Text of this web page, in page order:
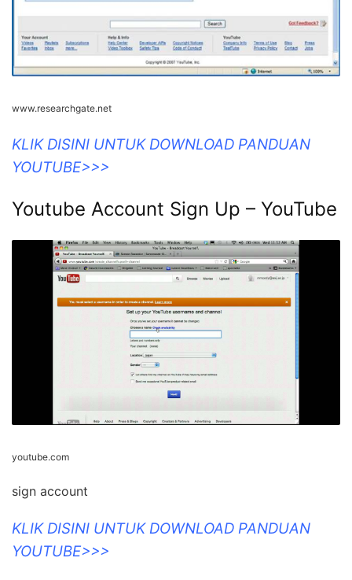
www.researchgate.net
KLIK DISINI UNTUK DOWNLOAD PANDUAN
YOUTUBE>>>
Youtube Account Sign Up – YouTube
youtube.com
sign account
KLIK DISINI UNTUK DOWNLOAD PANDUAN
YOUTUBE>>>